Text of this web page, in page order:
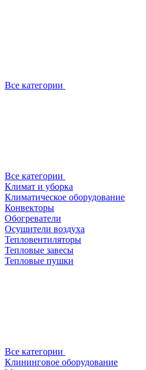
Все категории
Все категории
Климат и уборка
Климатическое оборудование
Конвекторы
Обогреватели
Осушители воздуха
Тепловентиляторы
Тепловые завесы
Тепловые пушки
Все категории
Клининговое оборудование